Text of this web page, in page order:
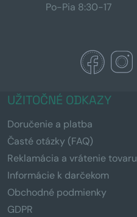
Po-Pia 8:30-17
UŽITOČNÉ ODKAZY
Doručenie a platba
Časté otázky (FAQ)
Reklamácia a vrátenie tovaru
Informácie k darčekom
Obchodné podmienky
GDPR